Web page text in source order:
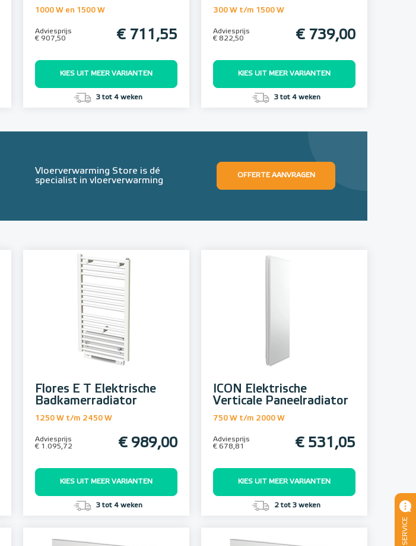
1000 W en 1500 W
Adviesprijs
€ 907,50
€ 711,55
KIES UIT MEER VARIANTEN
3 tot 4 weken
300 W t/m 1500 W
Adviesprijs
€ 822,50
€ 739,00
KIES UIT MEER VARIANTEN
3 tot 4 weken
Vloerverwarming Store is dé
specialist in vloerverwarming
OFFERTE AANVRAGEN
Flores E T Elektrische
Badkamerradiator
1250 W t/m 2450 W
Adviesprijs
€ 1.095,72
€ 989,00
KIES UIT MEER VARIANTEN
3 tot 4 weken
ICON Elektrische
Verticale Paneelradiator
750 W t/m 2000 W
Adviesprijs
€ 678,81
€ 531,05
KIES UIT MEER VARIANTEN
2 tot 3 weken
SERVICE